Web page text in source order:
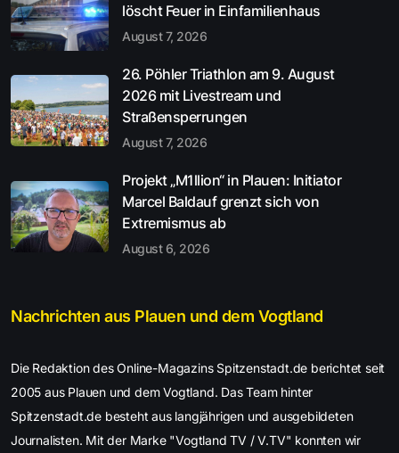
löscht Feuer in Einfamilienhaus
August 7, 2026
26. Pöhler Triathlon am 9. August
2026 mit Livestream und
Straßensperrungen
August 7, 2026
Projekt „M1llion“ in Plauen: Initiator
Marcel Baldauf grenzt sich von
Extremismus ab
August 6, 2026
Nachrichten aus Plauen und dem Vogtland
Die Redaktion des Online-Magazins Spitzenstadt.de berichtet seit
2005 aus Plauen und dem Vogtland. Das Team hinter
Spitzenstadt.de besteht aus langjährigen und ausgebildeten
Journalisten. Mit der Marke "Vogtland TV / V.TV" konnten wir